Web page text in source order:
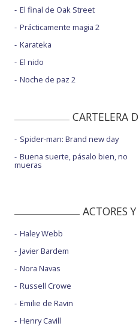
El final de Oak Street
Prácticamente magia 2
Karateka
El nido
Noche de paz 2
CARTELERA
Spider-man: Brand new day
Buena suerte, pásalo bien, no
mueras
ACTORES
Haley Webb
Javier Bardem
Nora Navas
Russell Crowe
Emilie de Ravin
Henry Cavill